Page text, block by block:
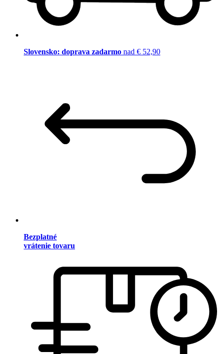
Slovensko: doprava zadarmo nad € 52,90
Bezplatné
vrátenie tovaru